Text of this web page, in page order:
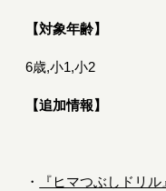
【対象年齢】
6歳,小1,小2
【追加情報】
・
『ヒマつぶしドリ